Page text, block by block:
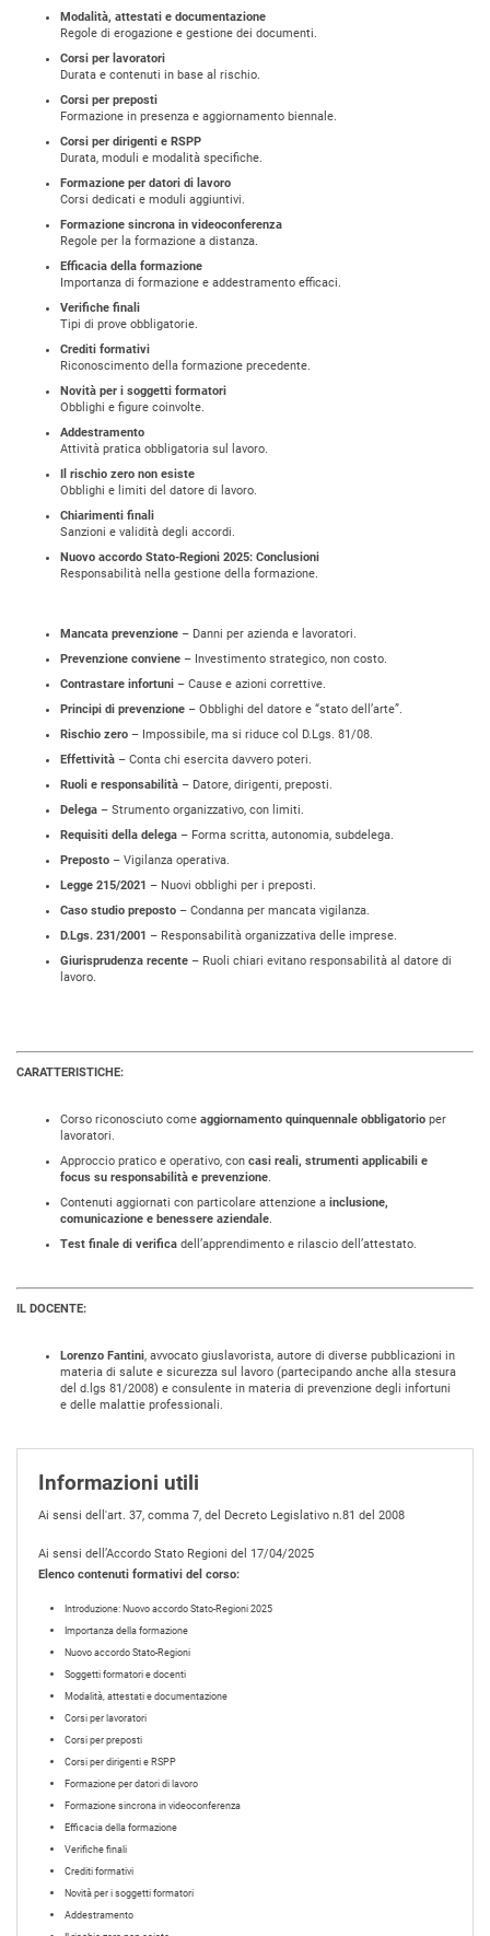
Modalità, attestati e documentazione
Regole di erogazione e gestione dei documenti.
Corsi per lavoratori
Durata e contenuti in base al rischio.
Corsi per preposti
Formazione in presenza e aggiornamento biennale.
Corsi per dirigenti e RSPP
Durata, moduli e modalità specifiche.
Formazione per datori di lavoro
Corsi dedicati e moduli aggiuntivi.
Formazione sincrona in videoconferenza
Regole per la formazione a distanza.
Efficacia della formazione
Importanza di formazione e addestramento efficaci.
Verifiche finali
Tipi di prove obbligatorie.
Crediti formativi
Riconoscimento della formazione precedente.
Novità per i soggetti formatori
Obblighi e figure coinvolte.
Addestramento
Attività pratica obbligatoria sul lavoro.
Il rischio zero non esiste
Obblighi e limiti del datore di lavoro.
Chiarimenti finali
Sanzioni e validità degli accordi.
Nuovo accordo Stato-Regioni 2025: Conclusioni
Responsabilità nella gestione della formazione.
Mancata prevenzione – Danni per azienda e lavoratori.
Prevenzione conviene – Investimento strategico, non costo.
Contrastare infortuni – Cause e azioni correttive.
Principi di prevenzione – Obblighi del datore e “stato dell’arte”.
Rischio zero – Impossibile, ma si riduce col D.Lgs. 81/08.
Effettività – Conta chi esercita davvero poteri.
Ruoli e responsabilità – Datore, dirigenti, preposti.
Delega – Strumento organizzativo, con limiti.
Requisiti della delega – Forma scritta, autonomia, subdelega.
Preposto – Vigilanza operativa.
Legge 215/2021 – Nuovi obblighi per i preposti.
Caso studio preposto – Condanna per mancata vigilanza.
D.Lgs. 231/2001 – Responsabilità organizzativa delle imprese.
Giurisprudenza recente – Ruoli chiari evitano responsabilità al datore di
lavoro.
CARATTERISTICHE:
Corso riconosciuto come aggiornamento quinquennale obbligatorio per
lavoratori.
Approccio pratico e operativo, con casi reali, strumenti applicabili e
focus su responsabilità e prevenzione.
Contenuti aggiornati con particolare attenzione a inclusione,
comunicazione e benessere aziendale.
Test finale di verifica dell’apprendimento e rilascio dell’attestato.
IL DOCENTE:
Lorenzo Fantini, avvocato giuslavorista, autore di diverse pubblicazioni in
materia di salute e sicurezza sul lavoro (partecipando anche alla stesura
del d.lgs 81/2008) e consulente in materia di prevenzione degli infortuni
e delle malattie professionali.
Informazioni utili
Ai sensi dell'art. 37, comma 7, del Decreto Legislativo n.81 del 2008
Ai sensi dell’Accordo Stato Regioni del 17/04/2025
Elenco contenuti formativi del corso:
Introduzione: Nuovo accordo Stato-Regioni 2025
Importanza della formazione
Nuovo accordo Stato-Regioni
Soggetti formatori e docenti
Modalità, attestati e documentazione
Corsi per lavoratori
Corsi per preposti
Corsi per dirigenti e RSPP
Formazione per datori di lavoro
Formazione sincrona in videoconferenza
Efficacia della formazione
Verifiche finali
Crediti formativi
Novità per i soggetti formatori
Addestramento